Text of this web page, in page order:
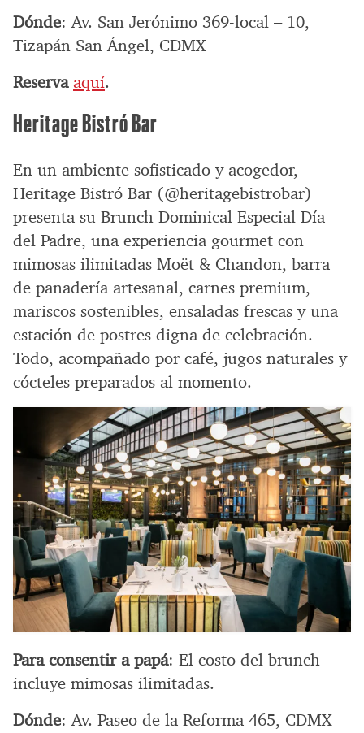
Dónde: Av. San Jerónimo 369-local – 10,
Tizapán San Ángel, CDMX
Reserva aquí.
Heritage Bistró Bar
En un ambiente sofisticado y acogedor,
Heritage Bistró Bar (@heritagebistrobar)
presenta su Brunch Dominical Especial Día
del Padre, una experiencia gourmet con
mimosas ilimitadas Moët & Chandon, barra
de panadería artesanal, carnes premium,
mariscos sostenibles, ensaladas frescas y una
estación de postres digna de celebración.
Todo, acompañado por café, jugos naturales y
cócteles preparados al momento.
Para consentir a papá: El costo del brunch
incluye mimosas ilimitadas.
Dónde: Av. Paseo de la Reforma 465, CDMX